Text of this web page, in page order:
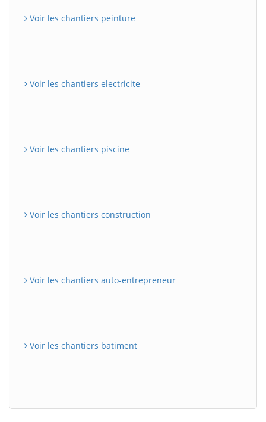
Voir les chantiers peinture
Voir les chantiers electricite
Voir les chantiers piscine
Voir les chantiers construction
Voir les chantiers auto-entrepreneur
Voir les chantiers batiment